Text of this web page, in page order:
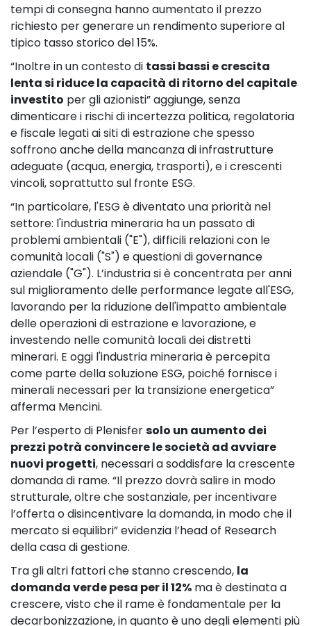
tempi di consegna hanno aumentato il prezzo
richiesto per generare un rendimento superiore al
tipico tasso storico del 15%.
“Inoltre in un contesto di tassi bassi e crescita
lenta si riduce la capacità di ritorno del capitale
investito per gli azionisti” aggiunge, senza
dimenticare i rischi di incertezza politica, regolatoria
e fiscale legati ai siti di estrazione che spesso
soffrono anche della mancanza di infrastrutture
adeguate (acqua, energia, trasporti), e i crescenti
vincoli, soprattutto sul fronte ESG.
“In particolare, l'ESG è diventato una priorità nel
settore: l'industria mineraria ha un passato di
problemi ambientali ("E"), difficili relazioni con le
comunità locali ("S") e questioni di governance
aziendale ("G"). L’industria si è concentrata per anni
sul miglioramento delle performance legate all'ESG,
lavorando per la riduzione dell'impatto ambientale
delle operazioni di estrazione e lavorazione, e
investendo nelle comunità locali dei distretti
minerari. E oggi l'industria mineraria è percepita
come parte della soluzione ESG, poiché fornisce i
minerali necessari per la transizione energetica”
afferma Mencini.
Per l’esperto di Plenisfersolo un aumento dei
prezzi potrà convincere le società ad avviare
nuovi progetti, necessari a soddisfare la crescente
domanda di rame. “Il prezzo dovrà salire in modo
strutturale, oltre che sostanziale, per incentivare
l’offerta o disincentivare la domanda, in modo che il
mercato si equilibri” evidenzia l’head of Research
della casa di gestione.
Tra gli altri fattori che stanno crescendo, la
domanda verde pesa per il 12% ma è destinata a
crescere, visto che il rame è fondamentale per la
decarbonizzazione, in quanto è uno degli elementi più